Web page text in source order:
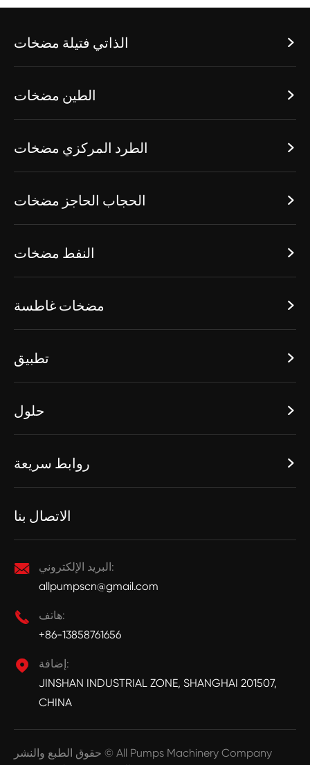
الذاتي فتيلة مضخات 
الطين مضخات 
الطرد المركزي مضخات 
الحجاب الحاجز مضخات 
النفط مضخات 
مضخات غاطسة 
تطبيق 
حلول 
روابط سريعة 
الاتصال بنا

البريد الإلكتروني:
allpumpscn@gmail.com

هاتف:
+86-13858761656

إضافة:
JINSHAN INDUSTRIAL ZONE, SHANGHAI 201507,
CHINA
حقوق الطبع والنشر © All Pumps Machinery Company